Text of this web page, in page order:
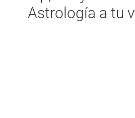
Astrología a tu